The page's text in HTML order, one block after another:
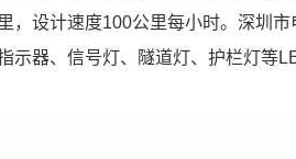
，设计速度100公里每小时。深圳
示器、信号灯、隧道灯、护栏灯等